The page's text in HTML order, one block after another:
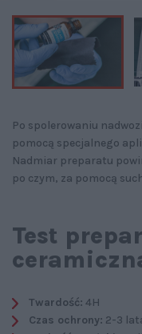
Po spolerowaniu
pomocą specjalnego
Nadmiar preparatu
po czym, za pomocą
Test
Twardość: 4H
Czas ochrony: 2-3